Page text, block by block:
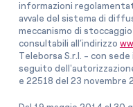
informazioni
avvale del sistema di
meccanismo di
consultabili all’indirizzo
Teleborsa S.r.l. - con sede
seguito
e 22518 del 23 novembre